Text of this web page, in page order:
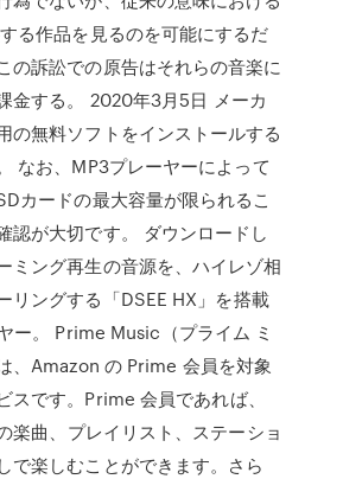
る作品を見るのを可能にするだ
の訴訟での原告はそれらの音楽に
金する。 2020年3月5日 メーカ
の無料ソフトをインストールする
なお、MP3プレーヤーによって
カードの最大容量が限られるこ
認が大切です。 ダウンロードし
ミング再生の音源を、ハイレゾ相
リングする「DSEE HX」を搭載
ー。 Prime Music（プライム ミ
、Amazon の Prime 会員を対象
スです。Prime 会員であれば、
楽曲、プレイリスト、ステーショ
で楽しむことができます。さら